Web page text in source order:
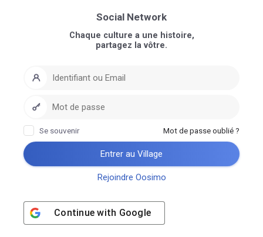
Social Network
Chaque culture a une histoire,
partagez la vôtre.
Se souvenir Mot de passe oublié ?
Entrer au Village
Rejoindre Oosimo
Continue with Google